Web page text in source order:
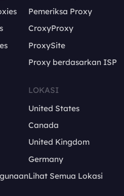
Pemeriksa Proxy
CroxyProxy
ProxySite
Proxy berdasarkan ISP
LOKASI
United States
Canada
United Kingdom
Germany
Lihat Semua Lokasi